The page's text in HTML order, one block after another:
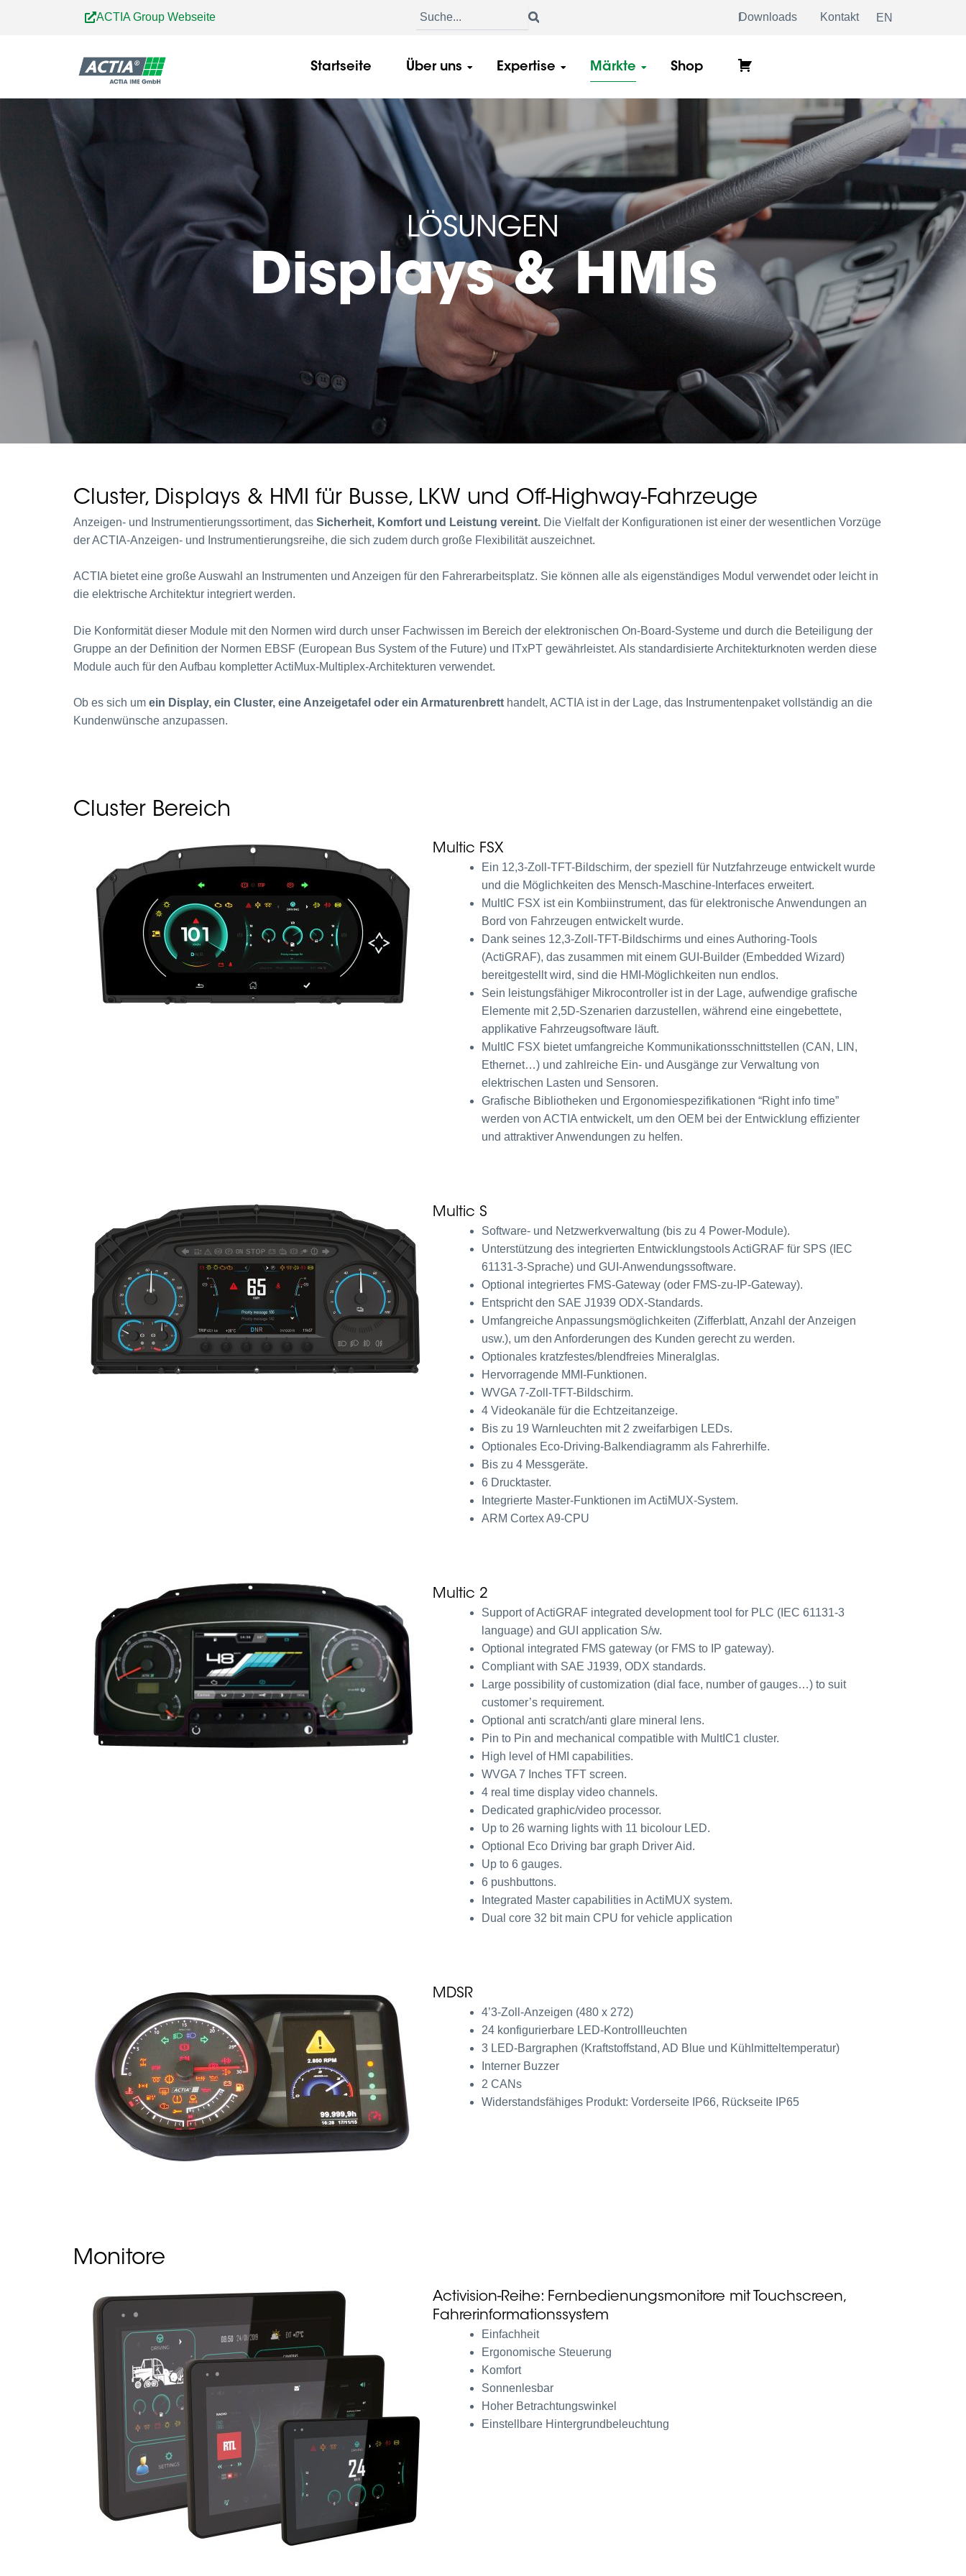
ACTIA Group Webseite Downloads Kontakt EN
Startseite Über uns Expertise Märkte Shop
LÖSUNGEN
Displays & HMIs
Cluster, Displays & HMI für Busse, LKW und Off-Highway-Fahrzeuge
Anzeigen- und Instrumentierungssortiment, das Sicherheit, Komfort und Leistung vereint. Die Vielfalt der Konfigurationen ist einer der wesentlichen Vorzüge
der ACTIA-Anzeigen- und Instrumentierungsreihe, die sich zudem durch große Flexibilität auszeichnet.
ACTIA bietet eine große Auswahl an Instrumenten und Anzeigen für den Fahrerarbeitsplatz. Sie können alle als eigenständiges Modul verwendet oder leicht in
die elektrische Architektur integriert werden.
Die Konformität dieser Module mit den Normen wird durch unser Fachwissen im Bereich der elektronischen On-Board-Systeme und durch die Beteiligung der
Gruppe an der Definition der Normen EBSF (European Bus System of the Future) und ITxPT gewährleistet. Als standardisierte Architekturknoten werden diese
Module auch für den Aufbau kompletter ActiMux-Multiplex-Architekturen verwendet.
Ob es sich um ein Display, ein Cluster, eine Anzeigetafel oder ein Armaturenbrett handelt, ACTIA ist in der Lage, das Instrumentenpaket vollständig an die
Kundenwünsche anzupassen.
Cluster Bereich
Multic FSX
Ein 12,3-Zoll-TFT-Bildschirm, der speziell für Nutzfahrzeuge entwickelt wurde
und die Möglichkeiten des Mensch-Maschine-Interfaces erweitert.
MultIC FSX ist ein Kombiinstrument, das für elektronische Anwendungen an
Bord von Fahrzeugen entwickelt wurde.
Dank seines 12,3-Zoll-TFT-Bildschirms und eines Authoring-Tools
(ActiGRAF), das zusammen mit einem GUI-Builder (Embedded Wizard)
bereitgestellt wird, sind die HMI-Möglichkeiten nun endlos.
Sein leistungsfähiger Mikrocontroller ist in der Lage, aufwendige grafische
Elemente mit 2,5D-Szenarien darzustellen, während eine eingebettete,
applikative Fahrzeugsoftware läuft.
MultIC FSX bietet umfangreiche Kommunikationsschnittstellen (CAN, LIN,
Ethernet…) und zahlreiche Ein- und Ausgänge zur Verwaltung von
elektrischen Lasten und Sensoren.
Grafische Bibliotheken und Ergonomiespezifikationen “Right info time”
werden von ACTIA entwickelt, um den OEM bei der Entwicklung effizienter
und attraktiver Anwendungen zu helfen.
Multic S
Software- und Netzwerkverwaltung (bis zu 4 Power-Module).
Unterstützung des integrierten Entwicklungstools ActiGRAF für SPS (IEC
61131-3-Sprache) und GUI-Anwendungssoftware.
Optional integriertes FMS-Gateway (oder FMS-zu-IP-Gateway).
Entspricht den SAE J1939 ODX-Standards.
Umfangreiche Anpassungsmöglichkeiten (Zifferblatt, Anzahl der Anzeigen
usw.), um den Anforderungen des Kunden gerecht zu werden.
Optionales kratzfestes/blendfreies Mineralglas.
Hervorragende MMI-Funktionen.
WVGA 7-Zoll-TFT-Bildschirm.
4 Videokanäle für die Echtzeitanzeige.
Bis zu 19 Warnleuchten mit 2 zweifarbigen LEDs.
Optionales Eco-Driving-Balkendiagramm als Fahrerhilfe.
Bis zu 4 Messgeräte.
6 Drucktaster.
Integrierte Master-Funktionen im ActiMUX-System.
ARM Cortex A9-CPU
Multic 2
Support of ActiGRAF integrated development tool for PLC (IEC 61131-3
language) and GUI application S/w.
Optional integrated FMS gateway (or FMS to IP gateway).
Compliant with SAE J1939, ODX standards.
Large possibility of customization (dial face, number of gauges…) to suit
customer’s requirement.
Optional anti scratch/anti glare mineral lens.
Pin to Pin and mechanical compatible with MultIC1 cluster.
High level of HMI capabilities.
WVGA 7 Inches TFT screen.
4 real time display video channels.
Dedicated graphic/video processor.
Up to 26 warning lights with 11 bicolour LED.
Optional Eco Driving bar graph Driver Aid.
Up to 6 gauges.
6 pushbuttons.
Integrated Master capabilities in ActiMUX system.
Dual core 32 bit main CPU for vehicle application
MDSR
4’3-Zoll-Anzeigen (480 x 272)
24 konfigurierbare LED-Kontrollleuchten
3 LED-Bargraphen (Kraftstoffstand, AD Blue und Kühlmitteltemperatur)
Interner Buzzer
2 CANs
Widerstandsfähiges Produkt: Vorderseite IP66, Rückseite IP65
Monitore
Activision-Reihe: Fernbedienungsmonitore mit Touchscreen,
Fahrerinformationssystem
Einfachheit
Ergonomische Steuerung
Komfort
Sonnenlesbar
Hoher Betrachtungswinkel
Einstellbare Hintergrundbeleuchtung